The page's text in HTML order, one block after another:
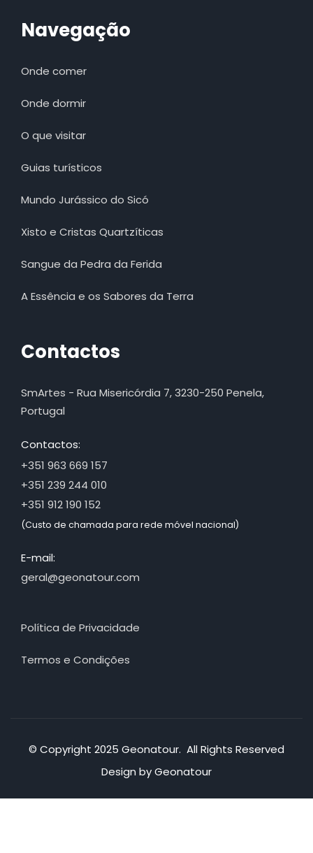
Navegação
Onde comer
Onde dormir
O que visitar
Guias turísticos
Mundo Jurássico do Sicó
Xisto e Cristas Quartzíticas
Sangue da Pedra da Ferida
A Essência e os Sabores da Terra
Contactos
SmArtes - Rua Misericórdia 7, 3230-250 Penela,
Portugal
Contactos:
+351 963 669 157
+351 239 244 010
+351 912 190 152
(Custo de chamada para rede móvel nacional)
E-mail:
geral@geonatour.com
Política de Privacidade
Termos e Condições
© Copyright 2025 Geonatour. All Rights Reserved
Design by Geonatour